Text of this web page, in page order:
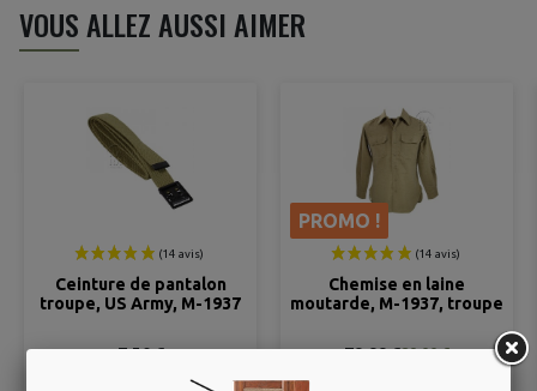
VOUS ALLEZ AUSSI AIMER
Ceinture de pantalon
troupe, US Army, M-1937
7,50 €
PROMO !
Chemise en laine
moutarde, M-1937, troupe
79,99 €89,00 €